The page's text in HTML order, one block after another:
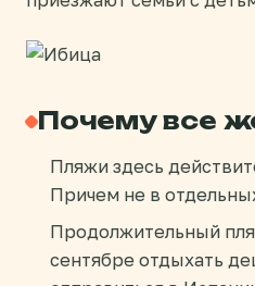
Почему все
Пляжи здесь
Причем не в
Продолжительный
сентябре отдыхать